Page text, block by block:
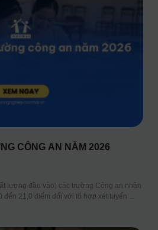
CÔNG AN NĂM 2026
lượng đầu vào) các trường Công an nhân
đến 21,0 điểm đối với tổ hợp xét tuyển